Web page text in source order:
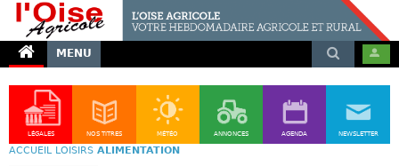
MENU
LÉGALES NOS TITRES MÉTÉO ANNONCES AGENDA NEWSLETTER
ACCUEIL LOISIRS ALIMENTATION